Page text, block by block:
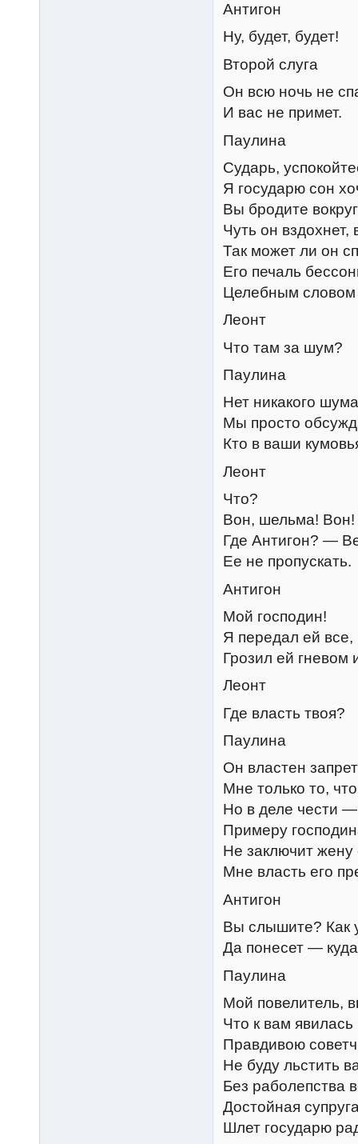
Антигон
Ну, будет, будет!
Второй слуга
Он всю ночь не
И вас не примет.
Паулина
Сударь,
Я государю сон
Вы бродите
Чуть он
Так может ли он
Его печаль
Целебным
Леонт
Что там за шум?
Паулина
Нет никакого
Мы просто
Кто в ваши
Леонт
Что?
Вон, шельма! Вон!
Где Антигон? —
Ее не пропускать.
Антигон
Мой господин!
Я передал ей все,
Грозил ей
Леонт
Где власть твоя?
Паулина
Он властен
Мне только то,
Но в деле чести
Примеру
Не заключит
Мне власть его
Антигон
Вы слышите? Как
Да понесет —
Паулина
Мой повелитель,
Что к вам
Правдивою
Не буду льстить
Без раболепства
Достойная
Шлет государю